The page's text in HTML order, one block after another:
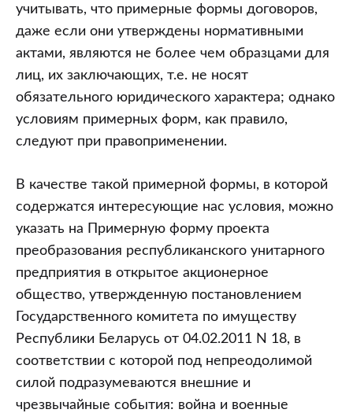
учитывать, что примерные формы договоров,
даже если они утверждены нормативными
актами, являются не более чем образцами для
лиц, их заключающих, т.е. не носят
обязательного юридического характера; однако
условиям примерных форм, как правило,
следуют при правоприменении.
В качестве такой примерной формы, в которой
содержатся интересующие нас условия, можно
указать на Примерную форму проекта
преобразования республиканского унитарного
предприятия в открытое акционерное
общество, утвержденную постановлением
Государственного комитета по имуществу
Республики Беларусь от 04.02.2011 N 18, в
соответствии с которой под непреодолимой
силой подразумеваются внешние и
чрезвычайные события: война и военные